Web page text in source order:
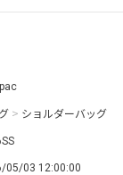
> ショルダーバッグ
05/03 12:00:00